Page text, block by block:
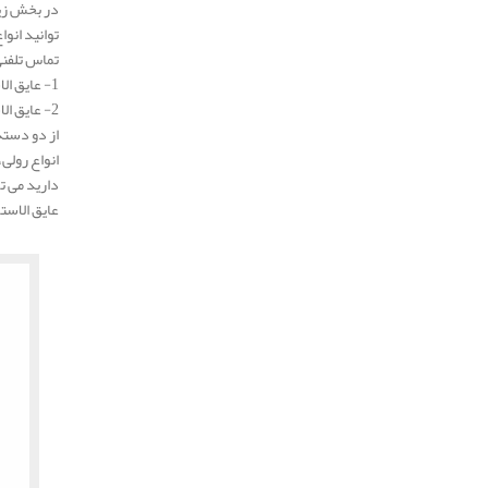
در بخش
توانید
تماس
1- عایق الاستومری K-Flex ( کی فلکس – کافلکس )
2- عایق الاستومری Super-Flex ( سوپرفلکس )
انواع
دارید
عایق